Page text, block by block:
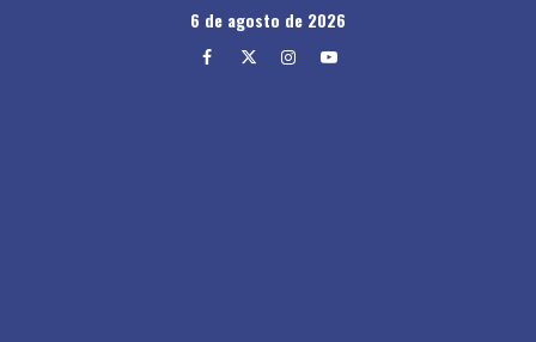
6 de agosto de 2026
Facebook
TwitterInstagram
Youtube